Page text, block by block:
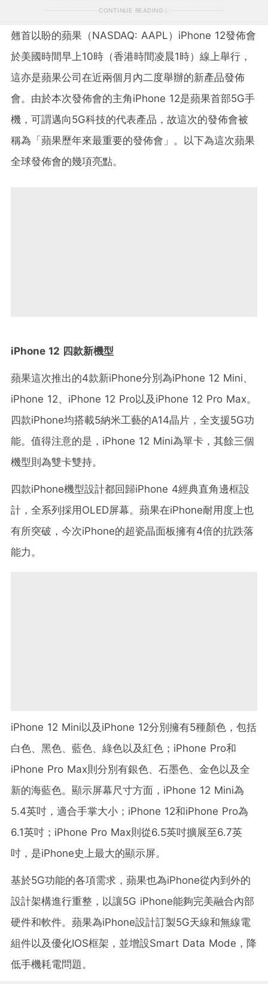
CONTINUE READING
翹首以盼的蘋果（NASDAQ: AAPL）iPhone 12發佈會
於美國時間早上10時（香港時間凌晨1時）線上舉行，
這亦是蘋果公司在近兩個月內二度舉辦的新產品發佈
會。由於本次發佈會的主角iPhone 12是蘋果首部5G手
機，可謂邁向5G科技的代表產品，故這次的發佈會被
稱為「蘋果歷年來最重要的發佈會」。以下為這次蘋果
全球發佈會的幾項亮點。
iPhone 12 四款新機型
蘋果這次推出的4款新iPhone分別為iPhone 12 Mini、
iPhone 12、iPhone 12 Pro以及iPhone 12 Pro Max。
四款iPhone均搭載5納米工藝的A14晶片，全支援5G功
能。值得注意的是，iPhone 12 Mini為單卡，其餘三個
機型則為雙卡雙持。
四款iPhone機型設計都回歸iPhone 4經典直角邊框設
計，全系列採用OLED屏幕。蘋果在iPhone耐用度上也
有所突破，今次iPhone的超瓷晶面板擁有4倍的抗跌落
能力。
iPhone 12 Mini以及iPhone 12分別擁有5種顏色，包括
白色、黑色、藍色、綠色以及紅色；iPhone Pro和
iPhone Pro Max則分別有銀色、石墨色、金色以及全
新的海藍色。顯示屏幕尺寸方面，iPhone 12 Mini為
5.4英吋，適合手掌大小；iPhone 12和iPhone Pro為
6.1英吋；iPhone Pro Max則從6.5英吋擴展至6.7英
吋，是iPhone史上最大的顯示屏。
基於5G功能的各項需求，蘋果也為iPhone從內到外的
設計架構進行重整，以讓5G iPhone能夠完美融合內部
硬件和軟件。蘋果為iPhone設計訂製5G天線和無線電
組件以及優化IOS框架，並增設Smart Data Mode，降
低手機耗電問題。